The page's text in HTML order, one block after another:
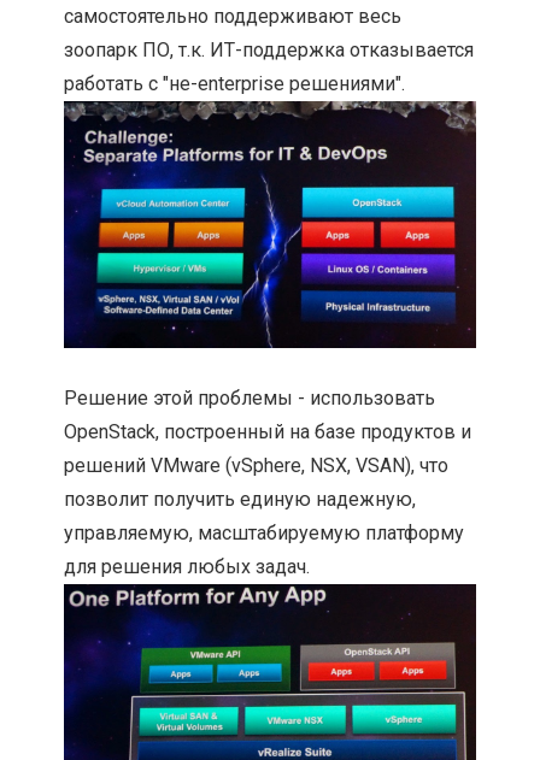
самостоятельно поддерживают весь
зоопарк ПО, т.к. ИТ-поддержка отказывается
работать с "не-enterprise решениями".
Решение этой проблемы - использовать
OpenStack, построенный на базе продуктов и
решений VMware (vSphere, NSX, VSAN), что
позволит получить единую надежную,
управляемую, масштабируемую платформу
для решения любых задач.